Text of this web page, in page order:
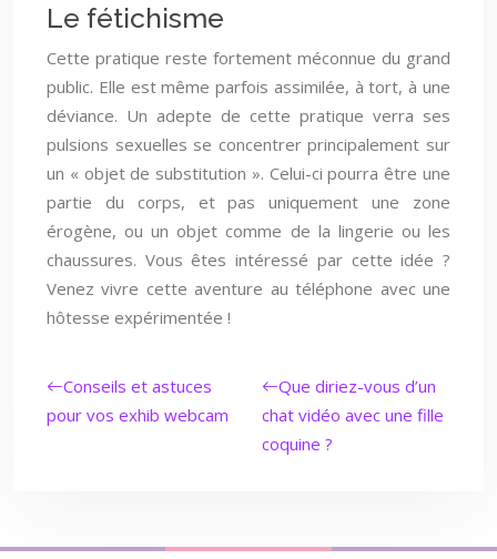
Le fétichisme
Cette pratique reste fortement méconnue du grand
public. Elle est même parfois assimilée, à tort, à une
déviance. Un adepte de cette pratique verra ses
pulsions sexuelles se concentrer principalement sur
un « objet de substitution ». Celui-ci pourra être une
partie du corps, et pas uniquement une zone
érogène, ou un objet comme de la lingerie ou les
chaussures. Vous êtes intéressé par cette idée ?
Venez vivre cette aventure au téléphone avec une
hôtesse expérimentée !
Conseils et astuces
pour vos exhib webcam
Que diriez-vous d’un
chat vidéo avec une fille
coquine ?